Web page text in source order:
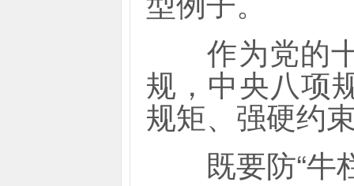
作为党的十
规，中央八项
规矩、强硬约
既要防“牛栏